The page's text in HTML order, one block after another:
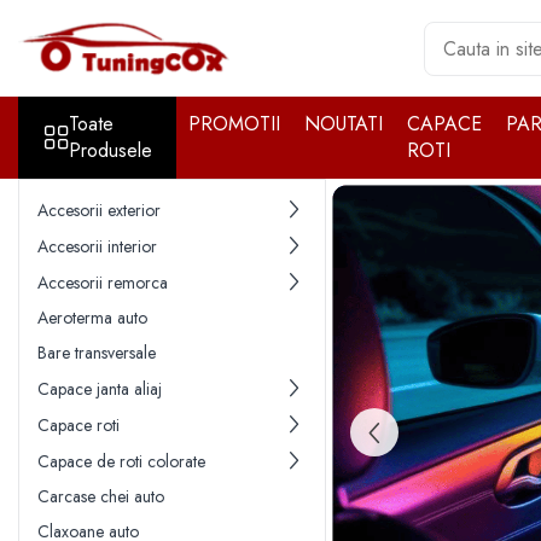
Toate Produsele
Accesorii exterior
Accesorii auto cromate
Accesorii auto inox
Angel Eyes
Antene auto
Aparatori noroi
Aparatori noroi
Bara spate
Bullbar
Girofare auto
Grile
Oglinzi
Toate
Produsele
Accesorii exterior
Accesorii interior
Accesorii remorca
Aeroterma auto
Bare transversale
Capace janta aliaj
Capace roti
Capace de roti colorate
Carcase chei auto
Claxoane auto
PROMOTII NOUTATI
CAPACE
ROTI